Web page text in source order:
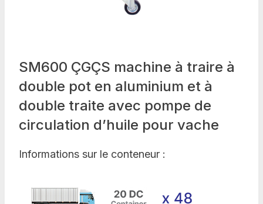
SM600 ÇGÇS machine à traire à
double pot en aluminium et à
double traite avec pompe de
circulation d’huile pour vache
Informations sur le conteneur :